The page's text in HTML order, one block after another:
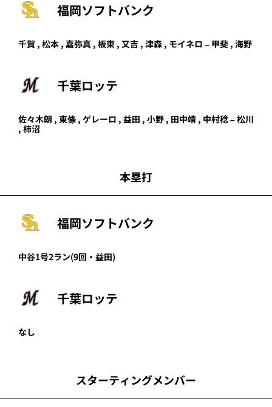
福岡ソフトバンク
千賀 , 松本 , 嘉弥真 , 板東 , 又吉 , 津森 , モイネロ – 甲斐 , 海野
千葉ロッテ
佐々木朗 , 東條 , ゲレーロ , 益田 , 小野 , 田中靖 , 中村稔–松川
, 柿沼
本塁打
福岡ソフトバンク
中谷1号2ラン(9回・ 益田)
千葉ロッテ
なし
スターティングメンバー